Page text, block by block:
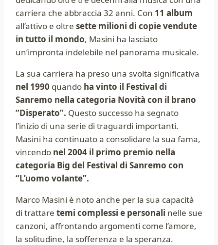
carriera che abbraccia 32 anni. Con 11 album
all’attivo e oltre sette milioni di copie vendute
in tutto il mondo, Masini ha lasciato
un’impronta indelebile nel panorama musicale.
La sua carriera ha preso una svolta significativa
nel 1990 quando ha vinto il Festival di
Sanremo nella categoria Novità con il brano
“Disperato”. Questo successo ha segnato
l’inizio di una serie di traguardi importanti.
Masini ha continuato a consolidare la sua fama,
vincendo nel 2004 il primo premio nella
categoria Big del Festival di Sanremo con
“L’uomo volante”.
Marco Masini è noto anche per la sua capacità
di trattare temi complessi e personali nelle sue
canzoni, affrontando argomenti come l’amore,
la solitudine, la sofferenza e la speranza.